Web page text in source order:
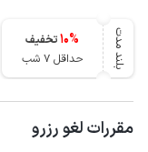
بلند مدت 10%
تخفیف
حداقل 7 شب
مقررات لغو رزرو